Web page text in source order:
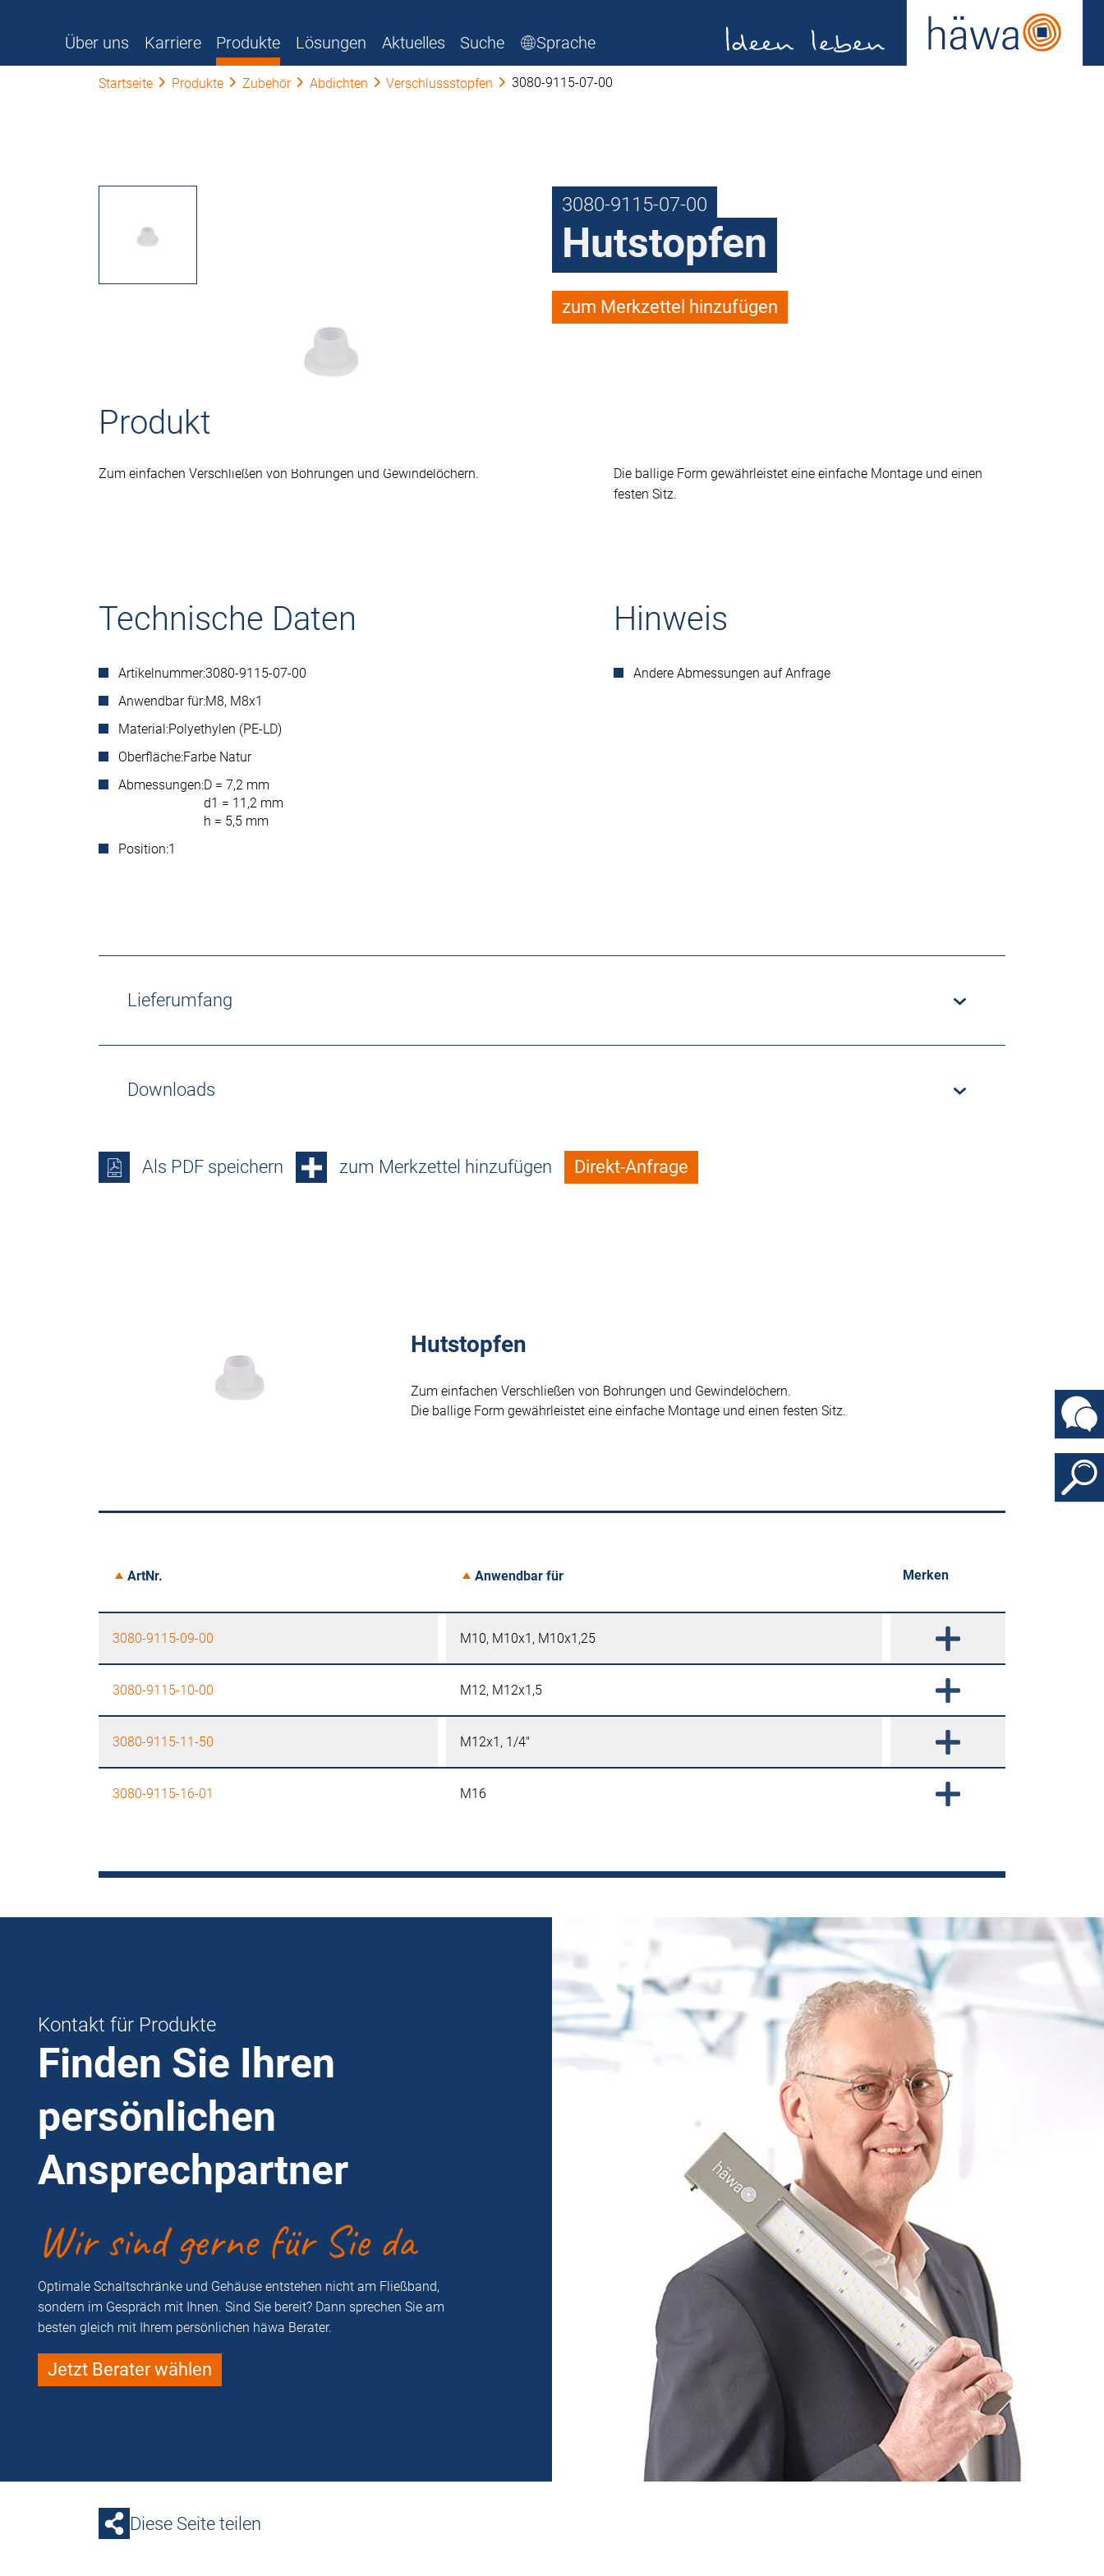
Über uns Karriere Produkte Lösungen Aktuelles Suche Sprache
Startseite Produkte Zubehör Abdichten Verschlussstopfen 3080-9115-07-00
3080-9115-07-00
Hutstopfen
zum Merkzettel hinzufügen
Produktbeschreibung
Zum einfachen Verschließen von Bohrungen und Gewindelöchern.
Die ballige Form gewährleistet eine einfache Montage und einen
festen Sitz.
Technische Daten
Artikelnummer:3080-9115-07-00
Anwendbar für:M8, M8x1
Material:Polyethylen (PE-LD)
Oberfläche:Farbe Natur
Abmessungen:D = 7,2 mm
d1 = 11,2 mm
h = 5,5 mm
Position:1
Hinweis
Andere Abmessungen auf Anfrage
Lieferumfang
Downloads
Als PDF speichern zum Merkzettel hinzufügen Direkt-Anfrage
Hutstopfen
Zum einfachen Verschließen von Bohrungen und Gewindelöchern.
Die ballige Form gewährleistet eine einfache Montage und einen festen Sitz.
ArtNr. Anwendbar für Merken
3080-9115-09-00 M10, M10x1, M10x1,25
3080-9115-10-00 M12, M12x1,5
3080-9115-11-50 M12x1, 1/4"
3080-9115-16-01 M16
Kontakt für Produkte
Finden Sie Ihren
persönlichen
Ansprechpartner
Wir sind gerne für Sie da
Optimale Schaltschränke und Gehäuse entstehen nicht am Fließband,
sondern im Gespräch mit Ihnen. Sind Sie bereit? Dann sprechen Sie am
besten gleich mit Ihrem persönlichen häwa Berater.
Jetzt Berater wählen
Diese Seite teilen